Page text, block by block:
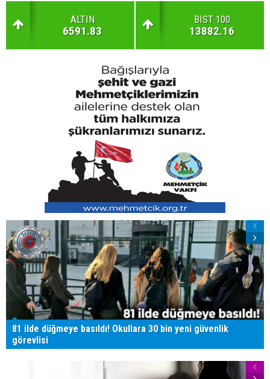
ALTIN
6591.83
BIST 100
13882.16
81 ilde düğmeye basıldı! Okullara 30 bin yeni güvenlik
görevlisi